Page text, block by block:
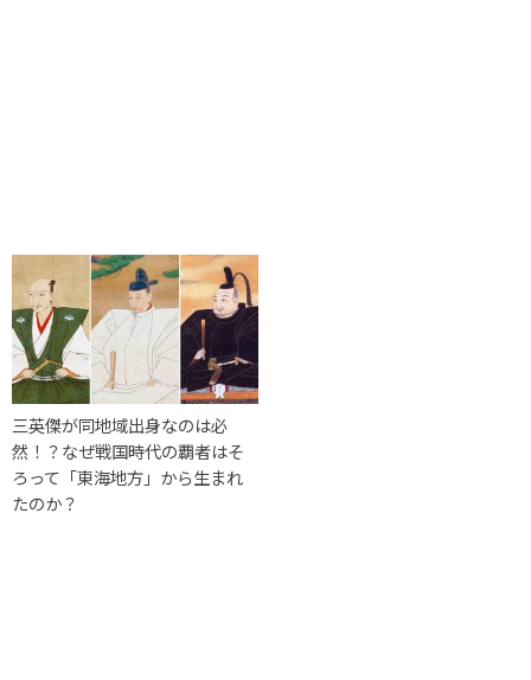
三英傑が同地域出身なのは必
然！？なぜ戦国時代の覇者はそ
ろって「東海地方」から生まれ
たのか？